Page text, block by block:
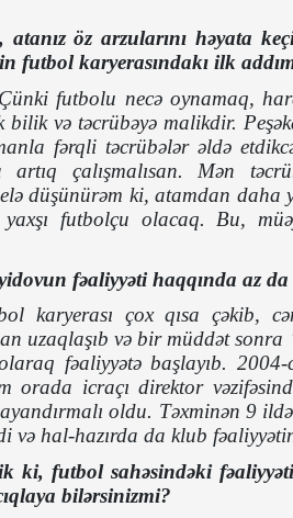
atanız öz arzularını həyata
futbol karyerasındakı ilk
futbolu necə oynamaq,
bilik və təcrübəyə malikdir.
fərqli təcrübələr əldə
artıq çalışmalısan. Mən
düşünürəm ki, atamdan
futbolçu olacaq. Bu,
fəaliyyəti haqqında az
karyerası çox qısa çəkib,
uzaqlaşıb və bir müddət
fəaliyyətə başlayıb.
orada icraçı direktor
oldu. Təxminən 9
və hal-hazırda da klub
ki, futbol sahəsindəki
bilərsinizmi?